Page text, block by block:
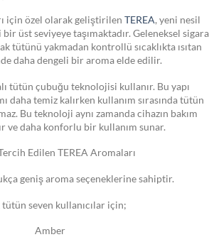
için özel olarak geliştirilen TEREA, yeni nesil
üst seviyeye taşımaktadır. Geleneksel sigara
tütünü yakmadan kontrollü sıcaklıkta ısıtan
daha dengeli bir aroma elde edilir.
tütün çubuğu teknolojisi kullanır. Bu yapı
daha temiz kalırken kullanım sırasında tütün
Bu teknoloji aynı zamanda cihazın bakım
ve daha konforlu bir kullanım sunar.
Edilen TEREA Aromaları
geniş aroma seçeneklerine sahiptir.
seven kullanıcılar için;
Amber